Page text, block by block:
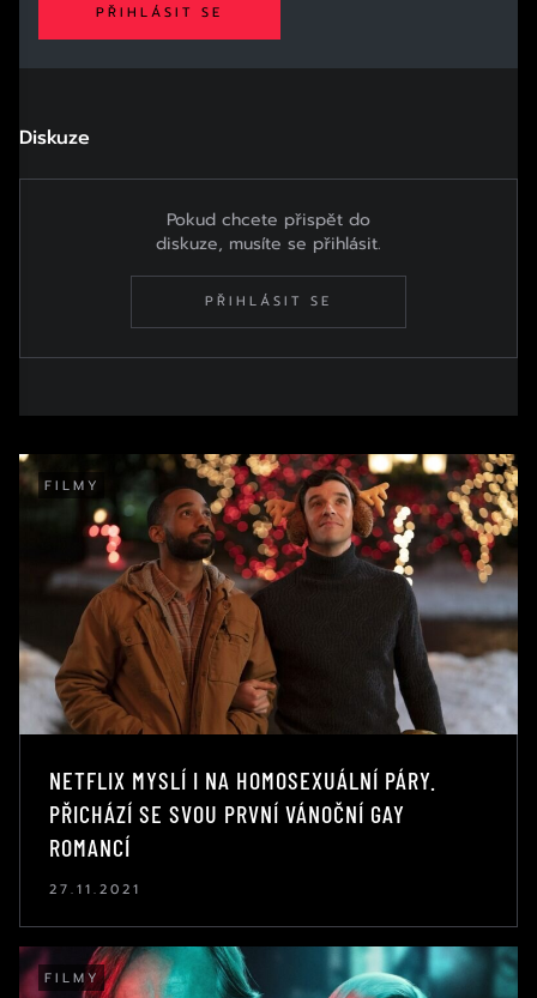
PŘIHLÁSIT SE
Diskuze
Pokud chcete přispět do
diskuze, musíte se přihlásit.
PŘIHLÁSIT SE
FILMY
NETFLIX MYSLÍ I NA HOMOSEXUÁLNÍ PÁRY.
PŘICHÁZÍ SE SVOU PRVNÍ VÁNOČNÍ GAY
ROMANCÍ
27.11.2021
FILMY